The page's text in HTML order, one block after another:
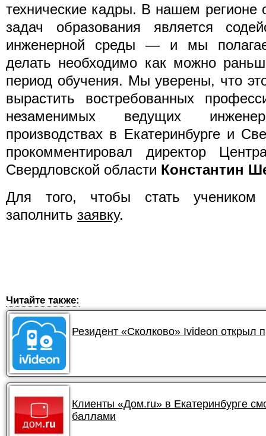
технические кадры. В нашем регионе
задач образования является
инженерной среды — и мы
делать необходимо как можно
период обучения. Мы уверены, что
вырастить востребованных
незаменимых ведущих
производствах в Екатеринбурге и
прокомментировал директор
Свердловской области Константин
Для того, чтобы стать
заполнить заявку.
Читайте также:
Резидент «Сколково» Ivideon открыл
Клиенты «Дом.ru» в Екатеринбурге
баллами